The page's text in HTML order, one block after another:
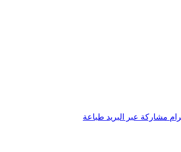
مشاركة عبر البريد طباعة